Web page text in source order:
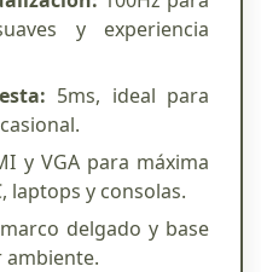
y experiencia
5ms, ideal para
y VGA para máxima
laptops y consolas.
marco delgado y base
ambiente.